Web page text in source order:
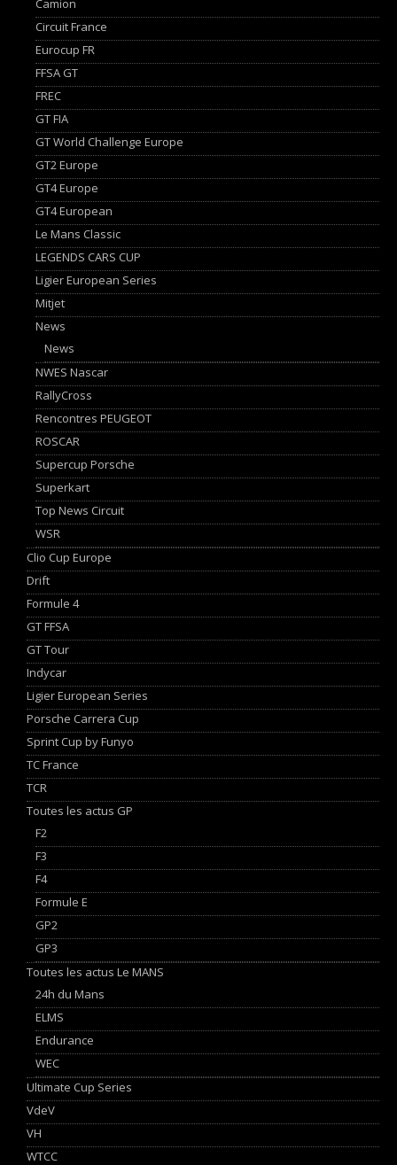
Camion
Circuit France
Eurocup FR
FFSA GT
FREC
GT FIA
GT World Challenge Europe
GT2 Europe
GT4 Europe
GT4 European
Le Mans Classic
LEGENDS CARS CUP
Ligier European Series
Mitjet
News
News
NWES Nascar
RallyCross
Rencontres PEUGEOT
ROSCAR
Supercup Porsche
Superkart
Top News Circuit
WSR
Clio Cup Europe
Drift
Formule 4
GT FFSA
GT Tour
Indycar
Ligier European Series
Porsche Carrera Cup
Sprint Cup by Funyo
TC France
TCR
Toutes les actus GP
F2
F3
F4
Formule E
GP2
GP3
Toutes les actus Le MANS
24h du Mans
ELMS
Endurance
WEC
Ultimate Cup Series
VdeV
VH
WTCC